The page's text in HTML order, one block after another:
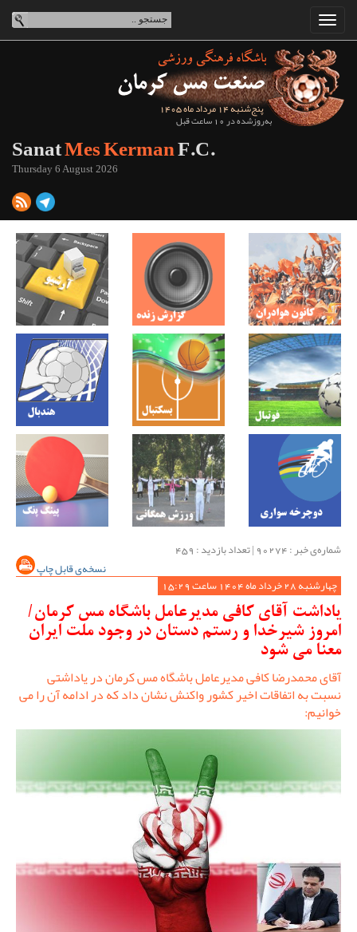
پنج‌شنبه 14 مرداد ماه 1405
به‌روزشده در 10 ساعت قبل
SanatMes KermanF.C.
Thursday 6 August 2026
شماره‌ی خبر : ‌90274 | تعداد بازدید : 459
نسخه‌ی قابل چاپ
چهارشنبه 28 خرداد ماه 1404 ساعت 15:29
یاداشت آقای کافی مدیرعامل باشگاه مس کرمان/
امروز شیرخدا و رستم دستان در وجود ملت ایران
معنا می شود
آقای محمدرضا کافی مدیرعامل باشگاه مس کرمان در یاداشتی
نسبت به اتفاقات اخیر کشور واکنش نشان داد که در ادامه آن را می
خوانیم: